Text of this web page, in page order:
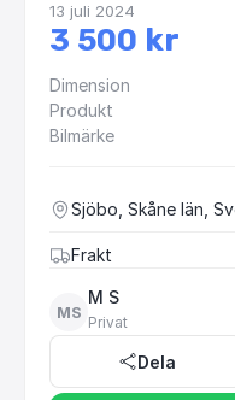
13 juli 2024
3 500 kr
Dimension
Produkt
Bilmärke
Sjöbo, Skåne län,
Frakt
MS
M S
Privat
Dela